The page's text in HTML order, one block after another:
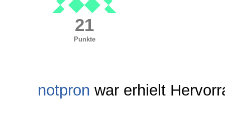
21
Punkte
notpron war erhielt